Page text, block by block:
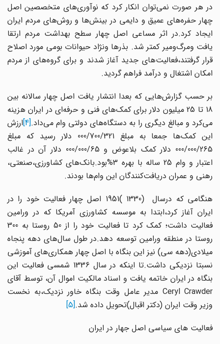
در هر صورت نمی‌توان انکار کرد که‌ نوآوری‌های متخصصین اصل
چهار حفره‌های‌ عمیق و دایمی در بینش‌ها و روش‌های مردم‌ ایران
ایجاد کرد.در اثر مساعی اصل چهار سطح‌ بهداشت مردم ارتقا
یافت ومرگ‌ومیر کمتر شد. بذرها ونژاد حیوانات بومی مورد اصلاح
قرار گرفتند،فعالیت‌های جدید آغاز شدند و برای‌ گروه‌های از مردم
امکان اشتغال و درآمد فراهم‌ گردید.
بر حسب گزارش‌هایی که بعدا انتشار یافت‌ اصل چهار سالانه بین
18 تا 25 میلیون دلار برای کمک‌های فنی و حرفه‌ای در ایران هزینه‌
می‌کرد و مبالغ دیگری را به دستگاه‌های دولتی‌ وام می‌داد.[4] ارزش
این کمک‌ها جمعا به مبلغ‌ 000/700/321 دلار رسید که مبلغ‌
000/000/265 دلار کمک بلاعوض و 000/000/65 دلار آن در غالب
اعتبار و وام 25 ساله با بهره 3%بود.بانک‌های کشاورزی،صنعتی،
رهنی و عمران دریافت‌کنندگان این وام‌ها بودند.
هنگامی که درسال (1330 )1951 اصل چهار فعالیت‌ خود را در
ایران آغاز کرد،ابتدا به موسسه کشاورزی آمریکا که در ورامین
فعالیت داشت؛ کمک‌ کرد تا فعالیت خود را از 50 روستا به 300
روستا در منطقه ورامین توسعه دهد.در طول سال‌های‌ دهه پنجاه
میلادی(دهه سی) نیز این بنگاه با اصل چهار همکاری‌های آموزشی
نسبتا نزدیکی داشت.تا اینکه در سال 1336 شمسی فعالیت این
بنگاه در ایران خاتمه یافت و اسناد مالکیت اموال آن، توسط آقای
Ceryl Crawder مدیر عامل وقت‌ بنگاه خاور نزدیک،به نخست
وزیر وقت ایران‌ (دکتر اقبال)تحویل داده شد.[5]
فعالیت های سیاسی اصل جهار در ایران